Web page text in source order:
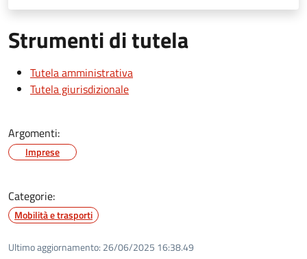
Strumenti di tutela
Tutela amministrativa
Tutela giurisdizionale
Argomenti:
Imprese
Categorie:
Mobilità e trasporti
Ultimo aggiornamento: 26/06/2025 16:38.49